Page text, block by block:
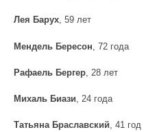
Лея Барух, 59 лет
Мендель Бересон , 72 года
Рафаель Бергер , 28 лет
Михаль Биази , 24 года
Татьяна Браславский, 41 год